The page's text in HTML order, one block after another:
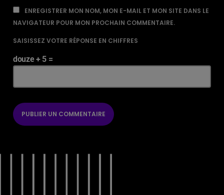
ENREGISTRER MON NOM, MON E-MAIL ET MON SITE DANS LE
NAVIGATEUR POUR MON PROCHAIN COMMENTAIRE.
SAISISSEZ VOTRE RÉPONSE EN CHIFFRES
douze + 5 =